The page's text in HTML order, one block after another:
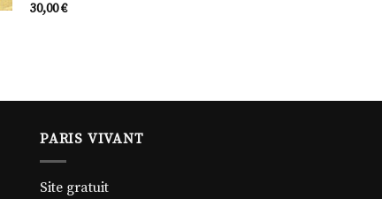
30,00€
PARIS VIVANT
Site gratuit